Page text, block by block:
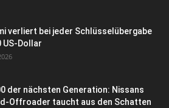
verliert bei jeder Schlüsselübergabe
US-Dollar
der nächsten Generation: Nissans
Offroader taucht aus den Schatten